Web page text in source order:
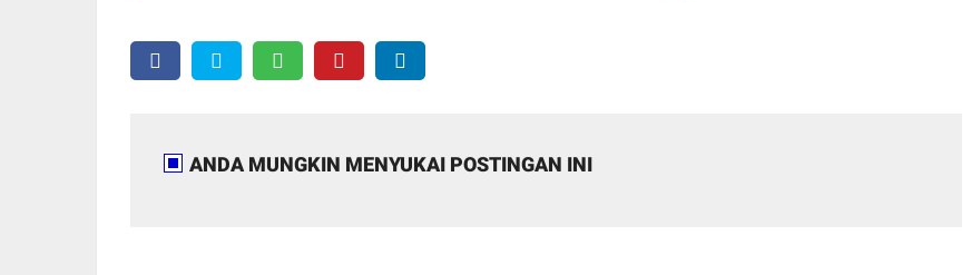
ANDA MUNGKIN MENYUKAI POSTINGAN INI